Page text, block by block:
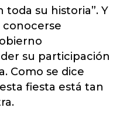
su historia”. Y
su participación
Como se dice
fiesta está tan